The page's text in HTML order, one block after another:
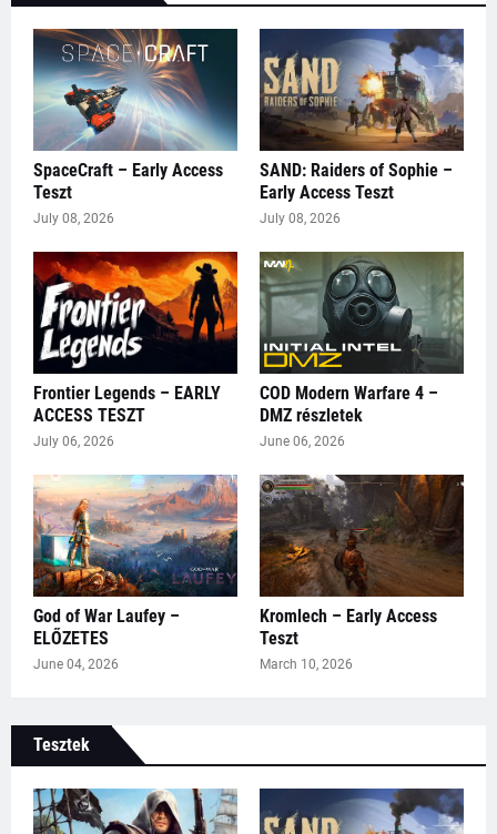
SpaceCraft – Early Access
Teszt
July 08, 2026
SAND: Raiders of Sophie –
Early Access Teszt
July 08, 2026
Frontier Legends – EARLY
ACCESS TESZT
July 06, 2026
COD Modern Warfare 4 –
DMZ részletek
June 06, 2026
God of War Laufey –
ELŐZETES
June 04, 2026
Kromlech – Early Access
Teszt
March 10, 2026
Tesztek